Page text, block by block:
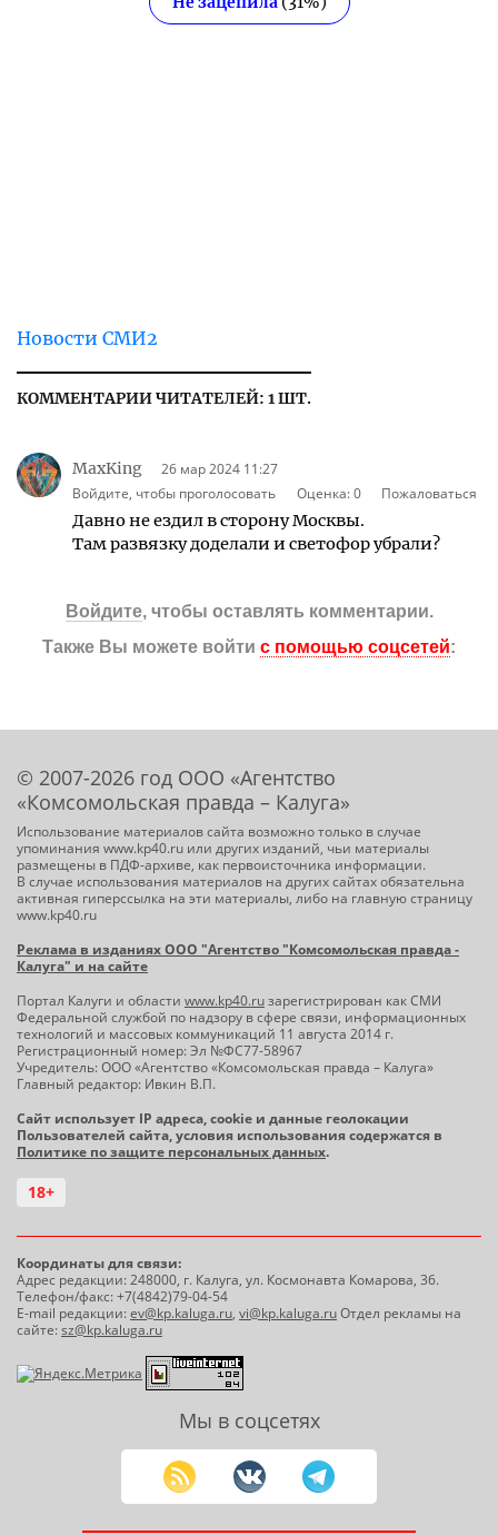
Новости СМИ2
КОММЕНТАРИИ ЧИТАТЕЛЕЙ: 1 ШТ.
MaxKing
26 мар 2024 11:27
Войдите, чтобы проголосовать
Оценка:0 Пожаловаться
Давно не ездил в сторону Москвы.
Там развязку доделали и светофор убрали?
Войдите, чтобы оставлять комментарии.
Также Вы можете войти с помощью соцсетей:
© 2007-2026 год ООО «Агентство
«Комсомольская правда – Калуга»
Использование материалов сайта возможно только в случае
упоминания www.kp40.ru или других изданий, чьи материалы
размещены в ПДФ-архиве, как первоисточника информации.
В случае использования материалов на других сайтах обязательна
активная гиперссылка на эти материалы, либо на главную страницу
www.kp40.ru
Реклама в изданиях ООО "Агентство "Комсомольская правда -
Калуга" и на сайте
Портал Калуги и области www.kp40.ruзарегистрирован как СМИ
Федеральной службой по надзору в сфере связи, информационных
технологий и массовых коммуникаций 11 августа 2014 г.
Регистрационный номер: Эл №ФС77-58967
Учредитель: ООО «Агентство «Комсомольская правда – Калуга»
Главный редактор: Ивкин В.П.
Сайт использует IP адреса, cookie и данные геолокации
Пользователей сайта, условия использования содержатся в
Политике по защите персональных данных.
18+
Координаты для связи:
Адрес редакции: 248000, г. Калуга, ул. Космонавта Комарова, 36.
Телефон/факс: +7(4842)79-04-54
E-mail редакции:ev@kp.kaluga.ru, vi@kp.kaluga.ruОтдел рекламы на
сайте:sz@kp.kaluga.ru
Мы в соцсетях